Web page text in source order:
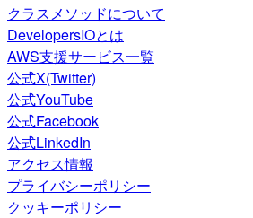
クラスメソッドについて
DevelopersIOとは
AWS支援サービス一覧
公式X(Twitter)
公式YouTube
公式Facebook
公式LinkedIn
アクセス情報
プライバシーポリシー
クッキーポリシー